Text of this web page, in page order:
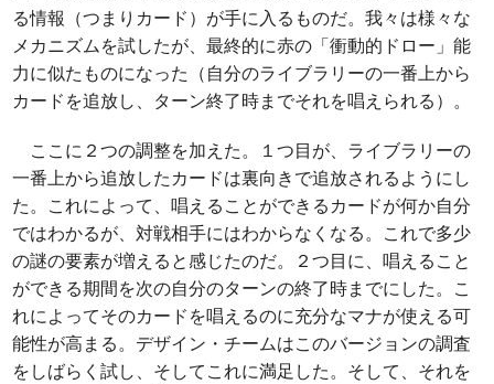
る情報（つまりカード）が手に入るものだ。我々は様々な
メカニズムを試したが、最終的に赤の「衝動的ドロー」能
力に似たものになった（自分のライブラリーの一番上から
カードを追放し、ターン終了時までそれを唱えられる）。
ここに２つの調整を加えた。１つ目が、ライブラリーの
一番上から追放したカードは裏向きで追放されるようにし
た。これによって、唱えることができるカードが何か自分
ではわかるが、対戦相手にはわからなくなる。これで多少
の謎の要素が増えると感じたのだ。２つ目に、唱えること
ができる期間を次の自分のターンの終了時までにした。こ
れによってそのカードを唱えるのに充分なマナが使える可
能性が高まる。デザイン・チームはこのバージョンの調査
をしばらく試し、そしてこれに満足した。そして、それを